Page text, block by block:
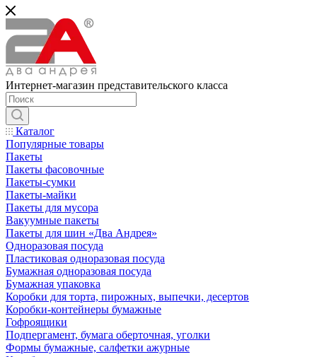
Интернет-магазин представительского класса
Каталог
Популярные товары
Пакеты
Пакеты фасовочные
Пакеты-сумки
Пакеты-майки
Пакеты для мусора
Вакуумные пакеты
Пакеты для шин «Два Андрея»
Одноразовая посуда
Пластиковая одноразовая посуда
Бумажная одноразовая посуда
Бумажная упаковка
Коробки для торта, пирожных, выпечки, десертов
Коробки-контейнеры бумажные
Гофроящики
Подпергамент, бумага оберточная, уголки
Формы бумажные, салфетки ажурные